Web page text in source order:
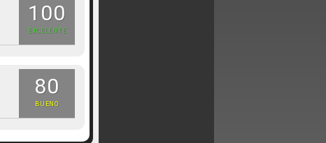
100
EXCELENTE
80
BUENO